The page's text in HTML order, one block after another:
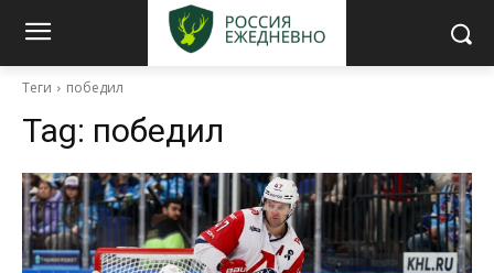
Теги победил
Tag: победил